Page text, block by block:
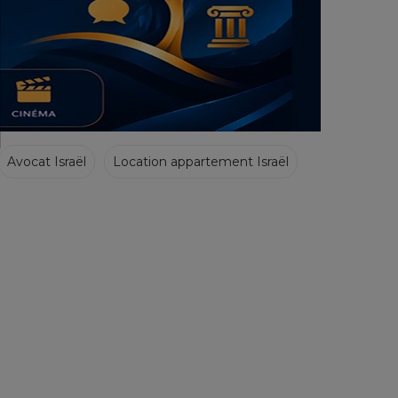
Avocat Israël Location appartement Israël